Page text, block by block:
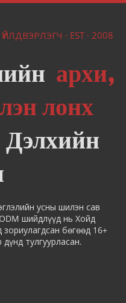
· EST · 2008
архи,
лонх
Дэлхийн
усны шилэн сав
шийдлүүд нь Хойд
бөгөөд 16+
тулгуурласан.